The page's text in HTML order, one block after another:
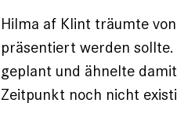
Hilma af Klint träumte
präsentiert werden
geplant und ähnelte
Zeitpunkt noch nicht